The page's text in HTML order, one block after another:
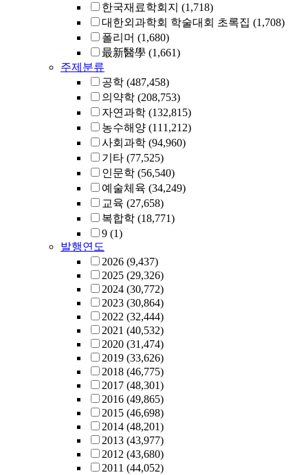
한국재료학회지 (1,718)
대한외과학회 학술대회 초록집 (1,708)
폴리머 (1,680)
最新醫學 (1,661)
주제분류
공학 (487,458)
의약학 (208,753)
자연과학 (132,815)
농수해양 (111,212)
사회과학 (94,960)
기타 (77,525)
인문학 (56,540)
예술체육 (34,249)
교육 (27,658)
복합학 (18,771)
9 (1)
발행연도
2026 (9,437)
2025 (29,326)
2024 (30,772)
2023 (30,864)
2022 (32,444)
2021 (40,532)
2020 (31,474)
2019 (33,626)
2018 (46,775)
2017 (48,301)
2016 (49,865)
2015 (46,698)
2014 (48,201)
2013 (43,977)
2012 (43,680)
2011 (44,052)